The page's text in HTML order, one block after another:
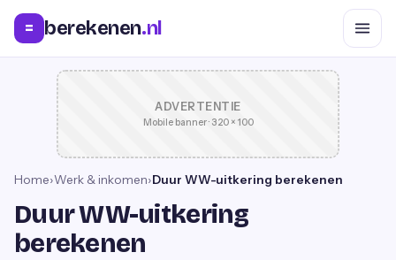
= berekenen.nl
ADVERTENTIE
Mobile banner · 320 × 100
Home›Werk & inkomen›Duur WW-uitkering berekenen
Duur WW-uitkering
berekenen